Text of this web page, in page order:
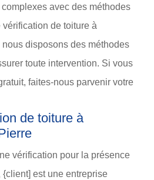
avec des méthodes
de toiture à
disposons des méthodes
toute intervention. Si vous
faites-nous parvenir votre
de toiture à
vérification pour la présence
{client] est une entreprise